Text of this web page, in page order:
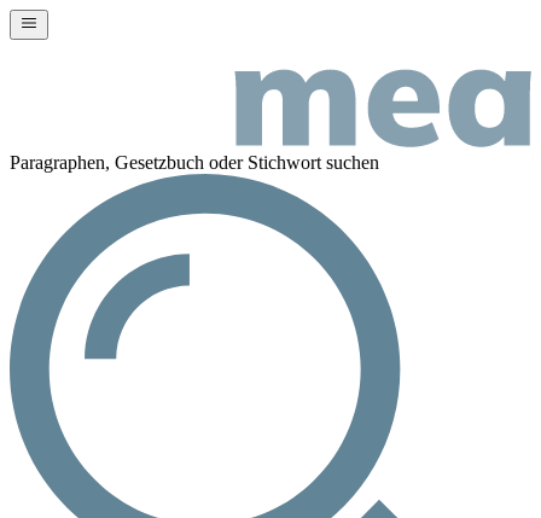
Paragraphen, Gesetzbuch oder Stichwort suchen